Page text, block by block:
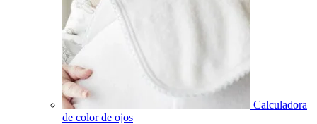
Calculadora
de color de ojos